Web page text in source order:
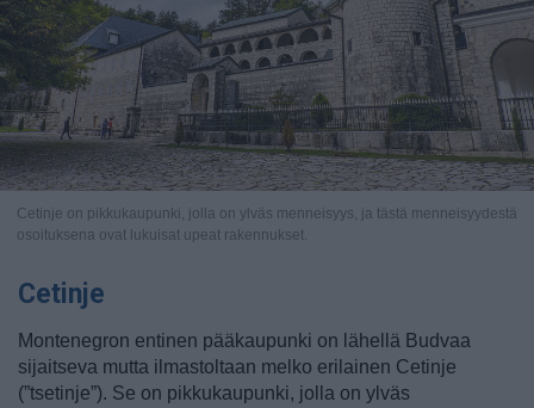
Cetinje on pikkukaupunki, jolla on ylväs menneisyys, ja tästä menneisyydestä
osoituksena ovat lukuisat upeat rakennukset.
Cetinje
Montenegron entinen pääkaupunki on lähellä Budvaa
sijaitseva mutta ilmastoltaan melko erilainen Cetinje
(”tsetinje”). Se on pikkukaupunki, jolla on ylväs